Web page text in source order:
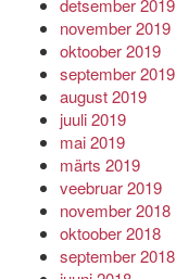
detsember 2019
november 2019
oktoober 2019
september 2019
august 2019
juuli 2019
mai 2019
märts 2019
veebruar 2019
november 2018
oktoober 2018
september 2018